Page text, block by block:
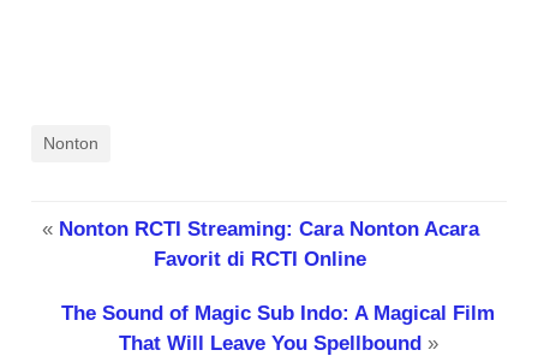
Nonton
« Nonton RCTI Streaming: Cara Nonton Acara
Favorit di RCTI Online
The Sound of Magic Sub Indo: A Magical Film
That Will Leave You Spellbound»